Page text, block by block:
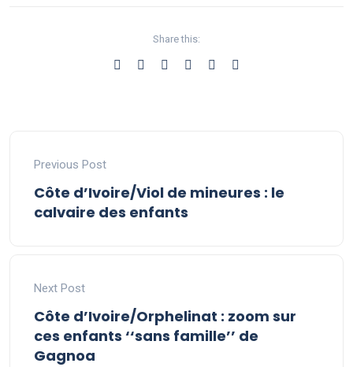
Share this:
Previous Post
Côte d’Ivoire/Viol de mineures : le
calvaire des enfants
Next Post
Côte d’Ivoire/Orphelinat : zoom sur
ces enfants ‘‘sans famille’’ de
Gagnoa